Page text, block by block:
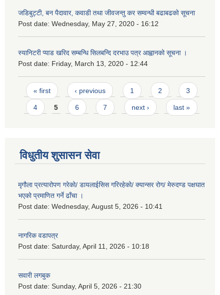
जडिबुट्टी, बन पैदावार, कवाडी तथा जीवजन्तु कर सम्वन्धी बढाबढको सूचना
Post date: Wednesday, May 27, 2020 - 16:12
स्यानिटरी प्याड खरिद सम्बन्धि सिलबन्दि दरभाउ पत्र आह्वानको सूचना ।
Post date: Friday, March 13, 2020 - 12:44
Pages
« first ‹ previous 1 2 3
4 5 6 7 next › last »
विधुतीय शुसासन सेवा
मृगौला प्रत्यारोपण गरेको/ डायलाईसिस गरिरहेको/ क्यान्सर रोग/ मेरुदण्ड पक्षघात
भएको प्रमाणित गर्ने ढाँचा ।
Post date: Wednesday, August 5, 2026 - 10:41
नागरिक वडापत्र
Post date: Saturday, April 11, 2026 - 10:18
सवारी लगबुक
Post date: Sunday, April 5, 2026 - 21:30